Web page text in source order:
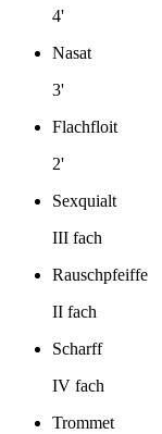
4'
Nasat
3'
Flachfloit
2'
Sexquialt
III fach
Rauschpfeiffe
II fach
Scharff
IV fach
Trommet